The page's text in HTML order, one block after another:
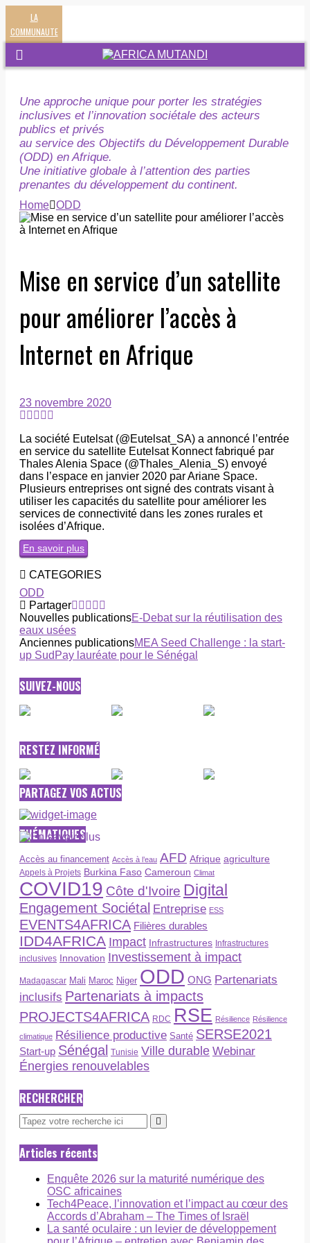
LA
COMMUNAUTE
Une approche unique pour porter les stratégies
inclusives et l’innovation sociétale des acteurs
publics et privés
au service des Objectifs du Développement Durable
(ODD) en Afrique.
Une initiative globale à l’attention des parties
prenantes du développement du continent.
Home ODD
Mise en service d’un satellite
pour améliorer l’accès à
Internet en Afrique
23 novembre 2020
La société Eutelsat (@Eutelsat_SA) a annoncé l’entrée
en service du satellite Eutelsat Konnect fabriqué par
Thales Alenia Space (@Thales_Alenia_S) envoyé
dans l’espace en janvier 2020 par Ariane Space.
Plusieurs entreprises ont signé des contrats visant à
utiliser les capacités du satellite pour améliorer les
services de connectivité dans les zones rurales et
isolées d’Afrique.
En savoir plus
CATEGORIES
ODD
Partager
Nouvelles publicationsE-Debat sur la réutilisation des
eaux usées
Anciennes publicationsMEA Seed Challenge : la start-
up SudPay lauréate pour le Sénégal
SUIVEZ-NOUS
RESTEZ INFORMÉ
PARTAGEZ VOS ACTUS
THÉMATIQUES
Accès au financement Accès à l’eau AFD Afrique agriculture
Appels à Projets Burkina Faso Cameroun Climat
COVID19 Côte d'Ivoire Digital
Engagement Sociétal Entreprise ESS
EVENTS4AFRICA Filières durables
IDD4AFRICA Impact Infrastructures Infrastructures
inclusives Innovation Investissement à impact
Madagascar Mali Maroc Niger ODD ONG Partenariats
inclusifs Partenariats à impacts
PROJECTS4AFRICA RDC RSE Résilience Résilience
climatique Résilience productive Santé SERSE2021
Start-up Sénégal Tunisie Ville durable Webinar
Énergies renouvelables
RECHERCHER
Articles récents
Enquête 2026 sur la maturité numérique des
OSC africaines
Tech4Peace, l’innovation et l’impact au cœur des
Accords d’Abraham – The Times of Israël
La santé oculaire : un levier de développement